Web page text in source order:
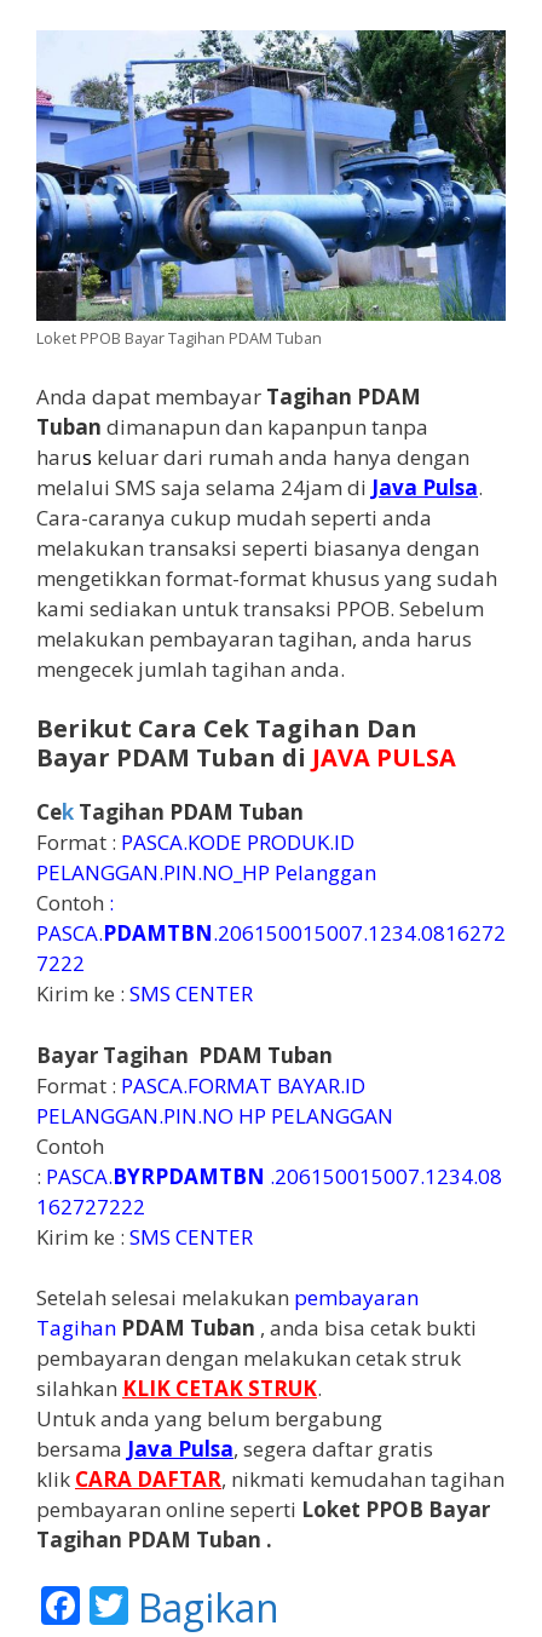
Loket PPOB Bayar Tagihan PDAM Tuban
Anda dapat membayar Tagihan PDAM
Tuban dimanapun dan kapanpun tanpa
harus keluar dari rumah anda hanya dengan
melalui SMS saja selama 24jam di Java Pulsa.
Cara-caranya cukup mudah seperti anda
melakukan transaksi seperti biasanya dengan
mengetikkan format-format khusus yang sudah
kami sediakan untuk transaksi PPOB. Sebelum
melakukan pembayaran tagihan, anda harus
mengecek jumlah tagihan anda.
Berikut Cara Cek Tagihan Dan
Bayar PDAM Tuban di JAVA PULSA
Cek Tagihan PDAM Tuban
Format : PASCA.KODE PRODUK.ID
PELANGGAN.PIN.NO_HP Pelanggan
Contoh :
PASCA.PDAMTBN.206150015007.1234.0816272
7222
Kirim ke : SMS CENTER
Bayar Tagihan PDAM Tuban
Format : PASCA.FORMAT BAYAR.ID
PELANGGAN.PIN.NO HP PELANGGAN
Contoh
: PASCA.BYRPDAMTBN .206150015007.1234.08
162727222
Kirim ke : SMS CENTER
Setelah selesai melakukan pembayaran
Tagihan PDAM Tuban , anda bisa cetak bukti
pembayaran dengan melakukan cetak struk
silahkan KLIK CETAK STRUK.
Untuk anda yang belum bergabung
bersama Java Pulsa, segera daftar gratis
klik CARA DAFTAR, nikmati kemudahan tagihan
pembayaran online seperti Loket PPOB Bayar
Tagihan PDAM Tuban .
F T
Bagikan